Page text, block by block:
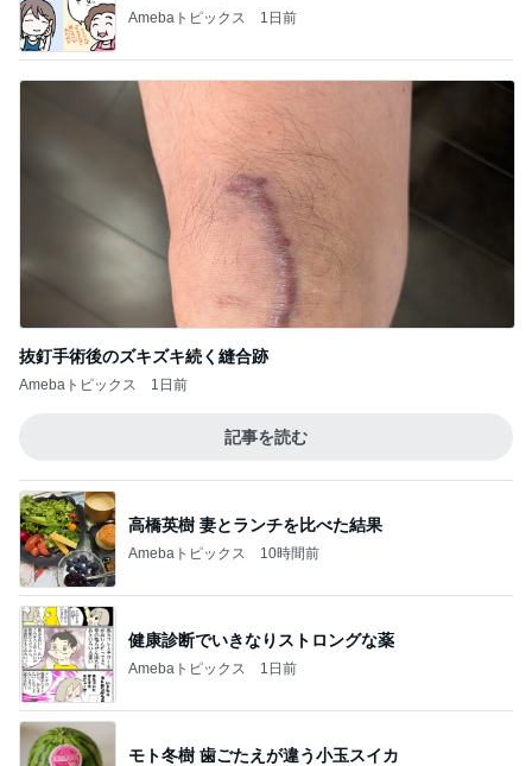
Amebaトピックス 1日前
抜釘手術後のズキズキ続く縫合跡
Amebaトピックス 1日前
記事を読む
高橋英樹 妻とランチを比べた結果
Amebaトピックス 10時間前
健康診断でいきなりストロングな薬
Amebaトピックス 1日前
モト冬樹 歯ごたえが違う小玉スイカ